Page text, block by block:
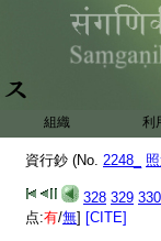
組織 利
資行鈔 (No. 2248_
328 329 330
点:有/無] [CITE]
戒復單如何。若云
復。若又云單者。
故問之也
地損蟲等故云違慈
此必依犯遮戒。即
染別犯也。非遮戒
犯。料簡也 問。
故戒疏釋遮戒下云
又鈔中云。又如薩